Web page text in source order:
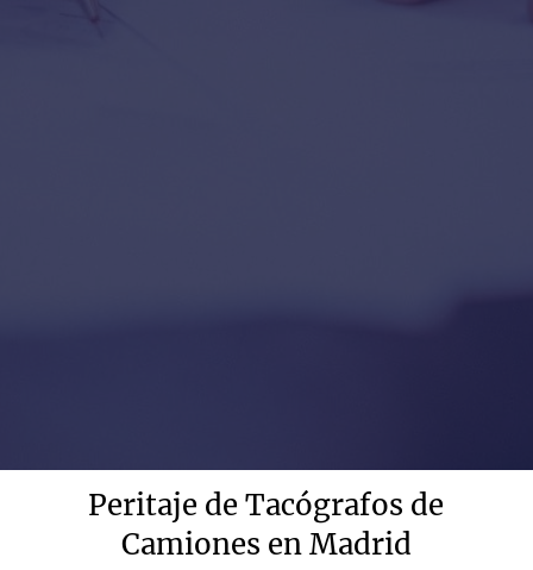
Peritaje de Tacógrafos de
Camiones en Madrid